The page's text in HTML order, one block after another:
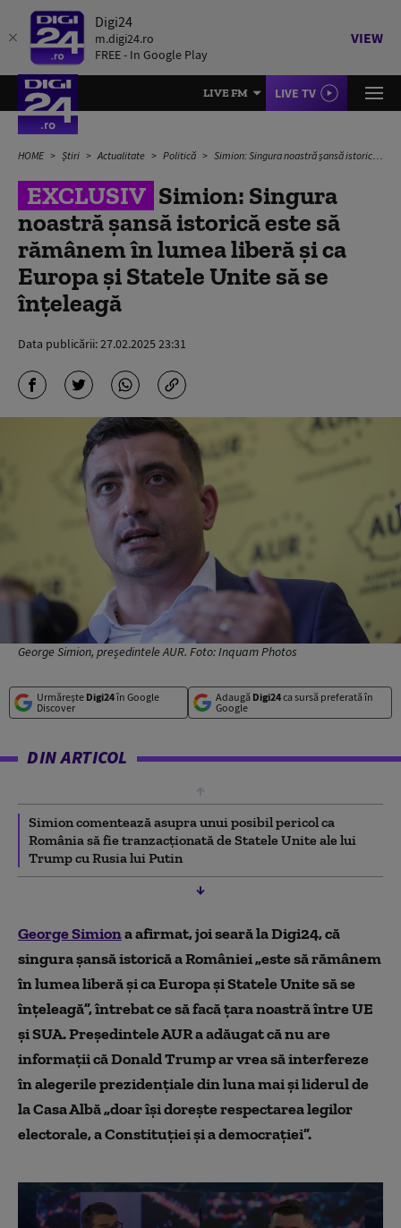
Digi24
m.digi24.ro
FREE - In Google Play
VIEW
LIVE FM LIVE TV
HOME Știri Actualitate Politică Simion: Singura noastră șansă istorică este să rămânem în lumea liberă și ca Europa și Statele Unite să se înțeleagă
EXCLUSIV Simion: Singura
noastră șansă istorică este să
rămânem în lumea liberă și ca
Europa și Statele Unite să se
înțeleagă
Data publicării:27.02.2025 23:31
George Simion, președintele AUR. Foto: Inquam Photos
Urmărește Digi24în Google
Discover
Adaugă Digi24ca sursă preferată în
Google
DIN ARTICOL
Simion comentează asupra unui posibil pericol ca
România să fie tranzacționată de Statele Unite ale lui
Trump cu Rusia lui Putin
George Simiona afirmat, joi seară la Digi24, că
singura șansă istorică a României „este să rămânem
în lumea liberă și ca Europa și Statele Unite să se
înțeleagă”, întrebat ce să facă țara noastră între UE
și SUA. Președintele AUR a adăugat că nu are
informații că Donald Trump ar vrea să interfereze
în alegerile prezidențiale din luna mai și liderul de
la Casa Albă „doar își dorește respectarea legilor
electorale, a Constituției și a democrației”.